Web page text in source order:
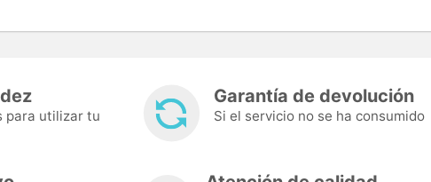
para utilizar tu
Garantía de devolución
Si el servicio no se ha consumido